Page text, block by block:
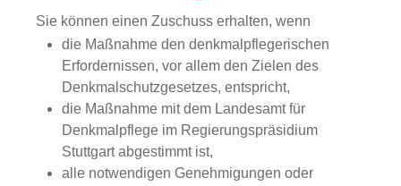
Sie können einen Zuschuss erhalten, wenn
die Maßnahme den denkmalpflegerischen
Erfordernissen, vor allem den Zielen des
Denkmalschutzgesetzes, entspricht,
die Maßnahme mit dem Landesamt für
Denkmalpflege im Regierungspräsidium
Stuttgart abgestimmt ist,
alle notwendigen Genehmigungen oder